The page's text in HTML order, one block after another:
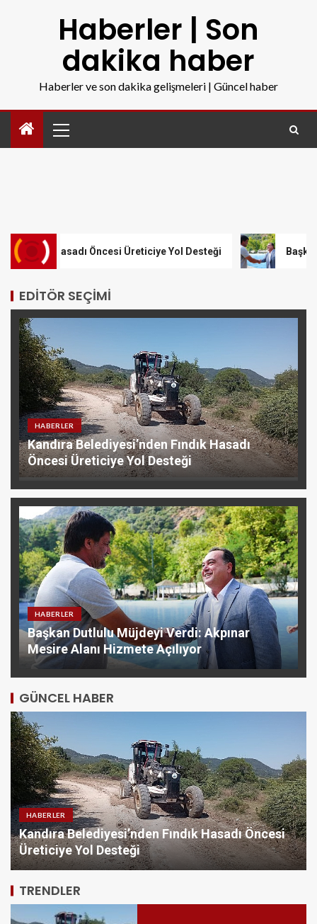
Haberler | Son
dakika haber
Haberler ve son dakika gelişmeleri | Güncel haber
Öncesi Üreticiye Yol Desteği Başkan Dutlulu
EDITÖR SEÇIMI
HABERLER
Kandıra Belediyesi’nden Fındık Hasadı
Öncesi Üreticiye Yol Desteği
HABERLER
Başkan Dutlulu Müjdeyi Verdi: Akpınar
Mesire Alanı Hizmete Açılıyor
GÜNCEL HABER
HABERLER
Kandıra Belediyesi’nden Fındık Hasadı Öncesi
Üreticiye Yol Desteği
TRENDLER
Kemer Belediyesi Ağustos ayı
meclis toplantısı yapıldı